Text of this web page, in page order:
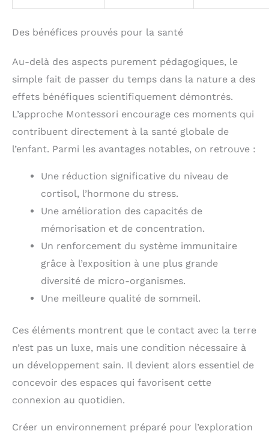
Des bénéfices prouvés pour la santé
Au-delà des aspects purement pédagogiques, le
simple fait de passer du temps dans la nature a des
effets bénéfiques scientifiquement démontrés.
L’approche Montessori encourage ces moments qui
contribuent directement à la santé globale de
l’enfant. Parmi les avantages notables, on retrouve :
Une réduction significative du niveau de
cortisol, l’hormone du stress.
Une amélioration des capacités de
mémorisation et de concentration.
Un renforcement du système immunitaire
grâce à l’exposition à une plus grande
diversité de micro-organismes.
Une meilleure qualité de sommeil.
Ces éléments montrent que le contact avec la terre
n’est pas un luxe, mais une condition nécessaire à
un développement sain. Il devient alors essentiel de
concevoir des espaces qui favorisent cette
connexion au quotidien.
Créer un environnement préparé pour l’exploration